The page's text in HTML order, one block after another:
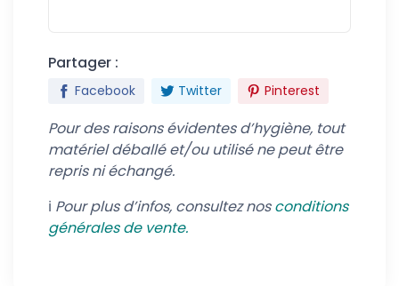
Partager :
Facebook Twitter Pinterest
Pour des raisons évidentes d’hygiène, tout
matériel déballé et/ou utilisé ne peut être
repris ni échangé.
ℹ️ Pour plus d’infos, consultez nos conditions
générales de vente.